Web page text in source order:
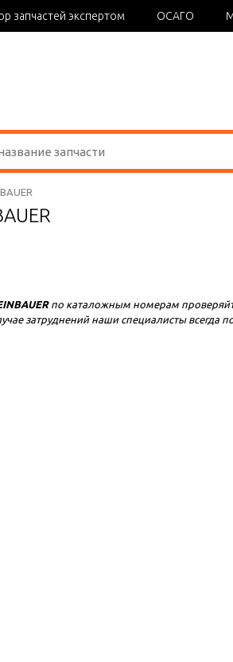
запчастей экспертом ОСАГО
по каталожным номерам
затруднений наши специалисты